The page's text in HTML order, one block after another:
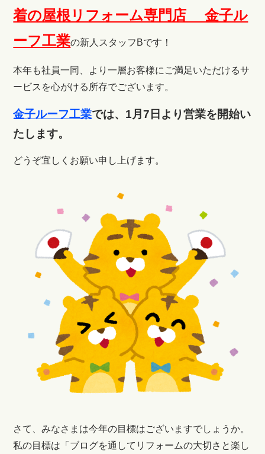
着の屋根リフォーム専門店 金子ル
ーフ工業の新人スタッフBです！
本年も社員一同、より一層お客様にご満足いただけるサ
ービスを心がける所存でございます。
金子ルーフ工業では、1月7日より営業を開始い
たします。
どうぞ宜しくお願い申し上げます。
さて、みなさまは今年の目標はございますでしょうか。
私の目標は「ブログを通してリフォームの大切さと楽し